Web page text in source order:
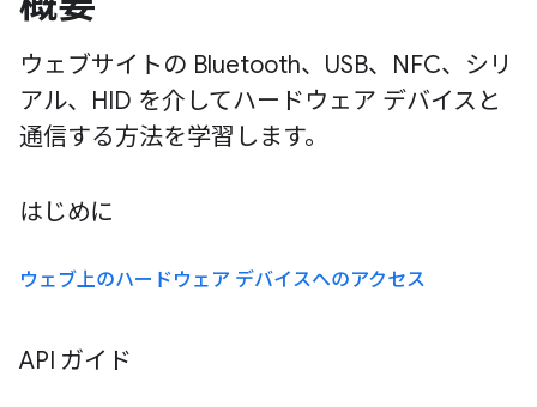
ウェブサイトの Bluetooth、USB、NFC、シリ
アル、HID を介してハードウェア デバイスと
通信する方法を学習します。
はじめに
ウェブ上のハードウェア デバイスへのアクセス
API ガイド